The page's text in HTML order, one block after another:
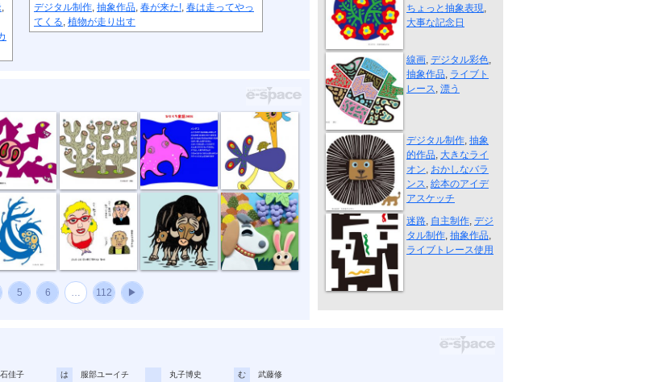
,
デジタル制作, 抽象作品, 春が来た!, 春は走ってやっ
てくる, 植物が走り出す
草原タクシー
ハイ私です。 ジャコウウシ しちのすけa
5 6 … 112 ▶
ちょっと抽象表現,
大事な記念日
漂う
線画, デジタル彩色,
抽象作品, ライブト
レース, 漂う
大きなライオン
デジタル制作, 抽象
的作品, 大きなライ
オン, おかしなバラ
ンス, 絵本のアイデ
アスケッチ
迷路
迷路, 自主制作, デジ
タル制作, 抽象作品,
ライブトレース使用
佳子 は 服部ユーイチ 丸子博史 む 武藤修